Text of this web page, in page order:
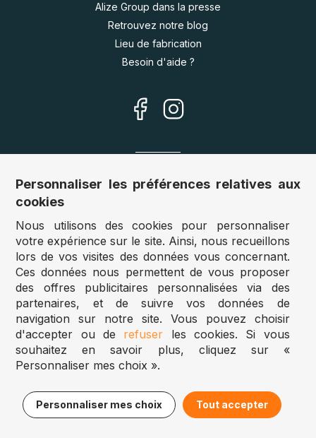
9,95€ Ajouter au panier
Alize Group dans la presse
Retrouvez notre blog
Lieu de fabrication
Besoin d'aide ?
Nos sites
Autriche :www.puzzle.at
Belgique :www.puzzle.be
Royaume Uni :
www.jigsawpuzzle.co.uk
Accès revendeurs / détaillants
Vous avez un magasin ?
Vous souhaitez accéder à nos prix revendeurs ?
Puzzle.be 2025
Personnaliser les préférences relatives aux
cookies
Nous utilisons des cookies pour personnaliser
votre expérience sur le site. Ainsi, nous recueillons
lors de vos visites des données vous concernant.
Ces données nous permettent de vous proposer
des offres publicitaires personnalisées via des
partenaires, et de suivre vos données de
navigation sur notre site. Vous pouvez choisir
d'accepter ou de refuser les cookies. Si vous
souhaitez en savoir plus, cliquez sur «
Personnaliser mes choix ».
Personnaliser mes choix Tout accepter